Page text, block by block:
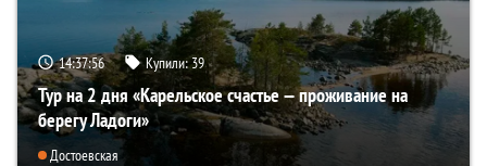
14:37:53 Купили:39
Тур на 2 дня «Карельское счастье — проживание на
берегу Ладоги»
Достоевская